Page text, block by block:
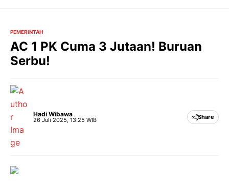
PEMERINTAH
AC 1 PK Cuma 3 Jutaan! Buruan
Serbu!
Hadi Wibawa
26 Juli 2025, 13:25 WIB Share